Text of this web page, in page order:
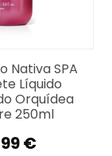
Nativa SPA
Líquido
Orquídea
250ml
€